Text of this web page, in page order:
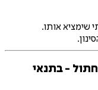
שימציא אותו.
- בתנאי